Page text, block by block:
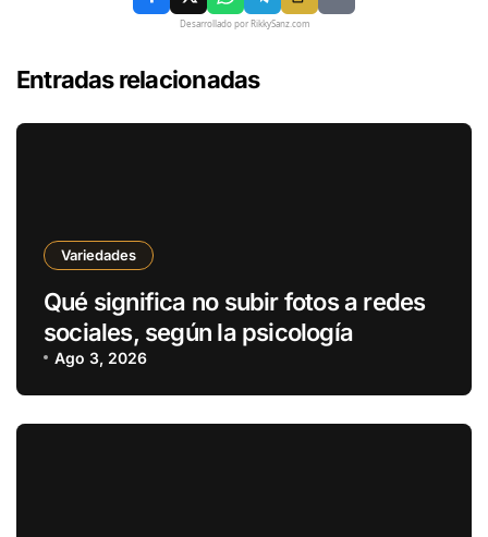
Desarrollado por RikkySanz.com
Entradas relacionadas
Variedades
Qué significa no subir fotos a redes
sociales, según la psicología
Ago 3, 2026